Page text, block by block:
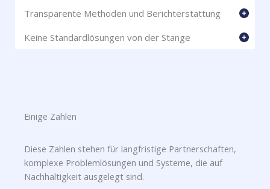
Transparente Methoden und Berichterstattung
Keine Standardlösungen von der Stange
Einige Zahlen​
Diese Zahlen stehen für langfristige Partnerschaften,
komplexe Problemlösungen und Systeme, die auf
Nachhaltigkeit ausgelegt sind.